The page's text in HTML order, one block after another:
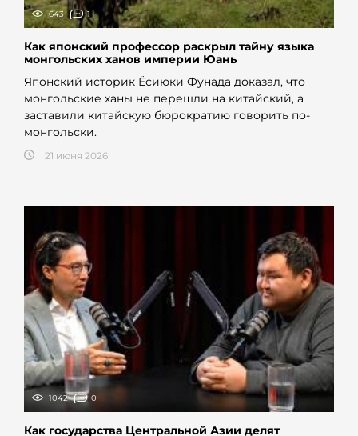
643 1
Как японский профессор раскрыл тайну языка
монгольских ханов империи Юань
Японский историк Ёсиюки Фунада доказал, что
монгольские ханы не перешли на китайский, а
заставили китайскую бюрократию говорить по-
монгольски.
21 июня 2026
1042 0
Как государства Центральной Азии делят